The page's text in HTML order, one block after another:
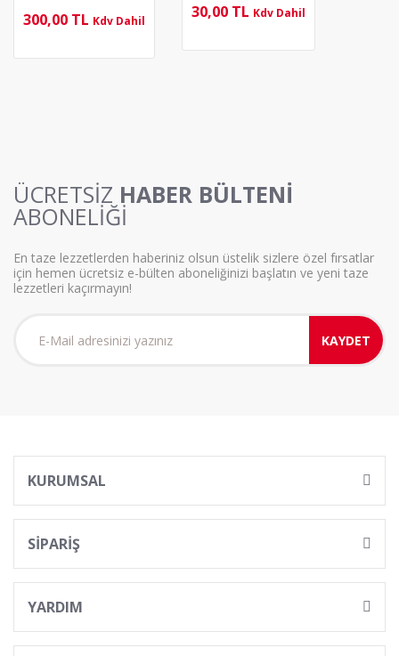
300,00 TL Kdv Dahil 30,00 TL Kdv Dahil
ÜCRETSİZ HABER BÜLTENİ
ABONELİĞİ
En taze lezzetlerden haberiniz olsun üstelik sizlere özel fırsatlar
için hemen ücretsiz e-bülten aboneliğinizi başlatın ve yeni taze
lezzetleri kaçırmayın!
KAYDET
KURUMSAL
SİPARİŞ
YARDIM